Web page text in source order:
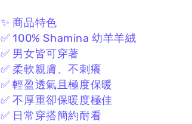
✨ 商品特色
✅ 100% Shamina 幼羊羊絨
✅ 男女皆可穿著
✅ 柔軟親膚、不刺癢
✅ 輕盈透氣且極度保暖
✅ 不厚重卻保暖度極佳
✅ 日常穿搭簡約耐看